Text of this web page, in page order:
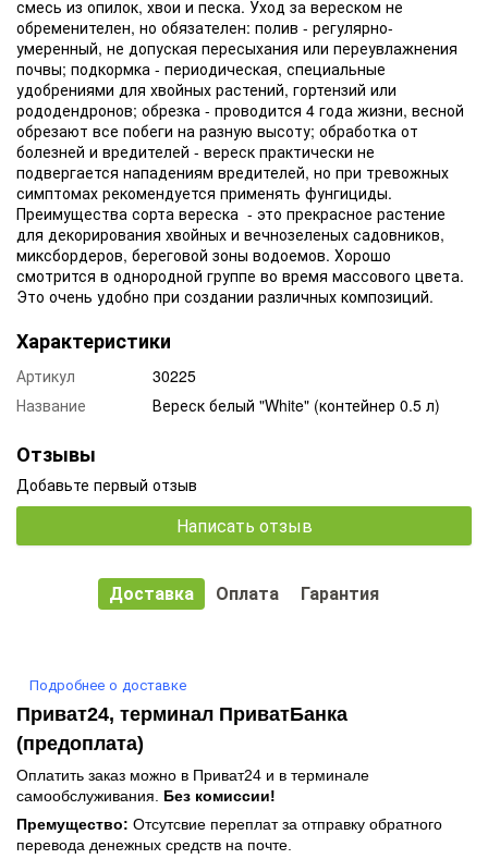
смесь из опилок, хвои и песка. Уход за вереском не
обременителен, но обязателен: полив - регулярно-
умеренный, не допуская пересыхания или переувлажнения
почвы; подкормка - периодическая, специальные
удобрениями для хвойных растений, гортензий или
рододендронов; обрезка - проводится 4 года жизни, весной
обрезают все побеги на разную высоту; обработка от
болезней и вредителей - вереск практически не
подвергается нападениям вредителей, но при тревожных
симптомах рекомендуется применять фунгициды.
Преимущества сорта вереска - это прекрасное растение
для декорирования хвойных и вечнозеленых садовников,
миксбордеров, береговой зоны водоемов. Хорошо
смотрится в однородной группе во время массового цвета.
Это очень удобно при создании различных композиций.
Характеристики
Артикул
30225
Название
Вереск белый "White" (контейнер 0.5 л)
Отзывы
Добавьте первый отзыв
Написать отзыв
Доставка Оплата Гарантия
Подробнее о доставке
Приват24, терминал ПриватБанка
(предоплата)
Оплатить заказ можно в Приват24 и в терминале
самообслуживания. Без комиссии!
Премущество: Отсутсвие переплат за отправку обратного
перевода денежных средств на почте.